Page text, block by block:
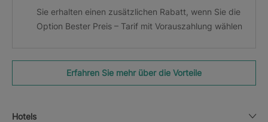
Sie erhalten einen zusätzlichen Rabatt, wenn Sie die
Option Bester Preis – Tarif mit Vorauszahlung wählen
Erfahren Sie mehr über die Vorteile
Hotels